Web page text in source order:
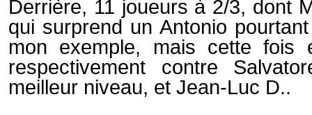
Derrière, 11 joueurs à 2/3, dont
qui surprend un Antonio
mon exemple, mais cette fois
respectivement contre
meilleur niveau, et Jean-Luc D..